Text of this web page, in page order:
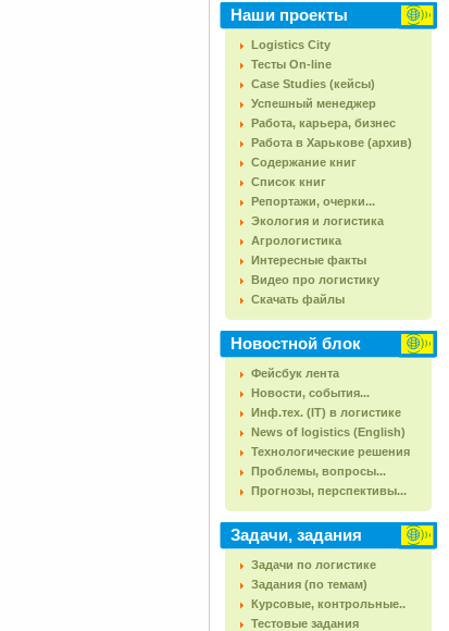
Наши проекты
Logistics City
Тесты On-line
Case Studies (кейсы)
Успешный менеджер
Работа, карьера, бизнес
Работа в Харькове (архив)
Содержание книг
Список книг
Репортажи, очерки...
Экология и логистика
Агрологистика
Интересные факты
Видео про логистику
Скачать файлы
Новостной блок
Фейсбук лента
Новости, события...
Инф.тех. (IT) в логистике
News of logistics (English)
Технологические решения
Проблемы, вопросы...
Прогнозы, перспективы...
Задачи, задания
Задачи по логистике
Задания (по темам)
Курсовые, контрольные..
Тестовые задания